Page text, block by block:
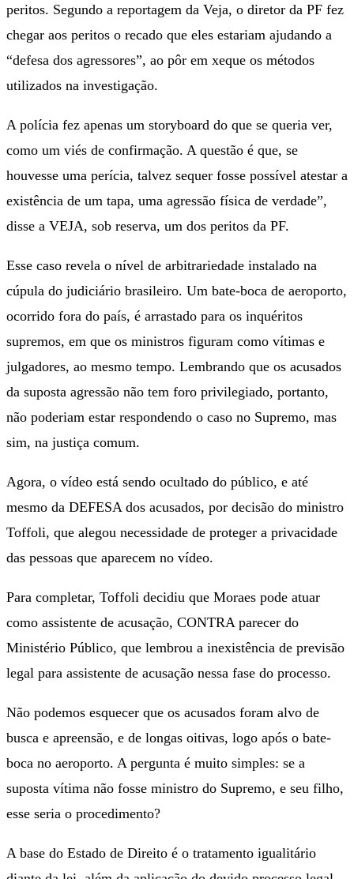
peritos. Segundo a reportagem da Veja, o diretor da PF fez
chegar aos peritos o recado que eles estariam ajudando a
“defesa dos agressores”, ao pôr em xeque os métodos
utilizados na investigação.
A polícia fez apenas um storyboard do que se queria ver,
como um viés de confirmação. A questão é que, se
houvesse uma perícia, talvez sequer fosse possível atestar a
existência de um tapa, uma agressão física de verdade”,
disse a VEJA, sob reserva, um dos peritos da PF.
Esse caso revela o nível de arbitrariedade instalado na
cúpula do judiciário brasileiro. Um bate-boca de aeroporto,
ocorrido fora do país, é arrastado para os inquéritos
supremos, em que os ministros figuram como vítimas e
julgadores, ao mesmo tempo. Lembrando que os acusados
da suposta agressão não tem foro privilegiado, portanto,
não poderiam estar respondendo o caso no Supremo, mas
sim, na justiça comum.
Agora, o vídeo está sendo ocultado do público, e até
mesmo da DEFESA dos acusados, por decisão do ministro
Toffoli, que alegou necessidade de proteger a privacidade
das pessoas que aparecem no vídeo.
Para completar, Toffoli decidiu que Moraes pode atuar
como assistente de acusação, CONTRA parecer do
Ministério Público, que lembrou a inexistência de previsão
legal para assistente de acusação nessa fase do processo.
Não podemos esquecer que os acusados foram alvo de
busca e apreensão, e de longas oitivas, logo após o bate-
boca no aeroporto. A pergunta é muito simples: se a
suposta vítima não fosse ministro do Supremo, e seu filho,
esse seria o procedimento?
A base do Estado de Direito é o tratamento igualitário